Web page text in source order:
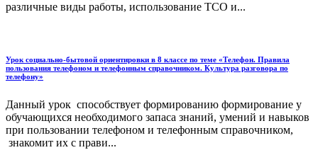
различные виды работы, использование ТСО и...
Урок социально-бытовой ориентировки в 8 классе по теме «Телефон. Правила
пользования телефоном и телефонным справочником. Культура разговора по
телефону»
Данный урок способствует формированию формирование у
обучающихся необходимого запаса знаний, умений и навыков
при пользовании телефоном и телефонным справочником,
знакомит их с прави...